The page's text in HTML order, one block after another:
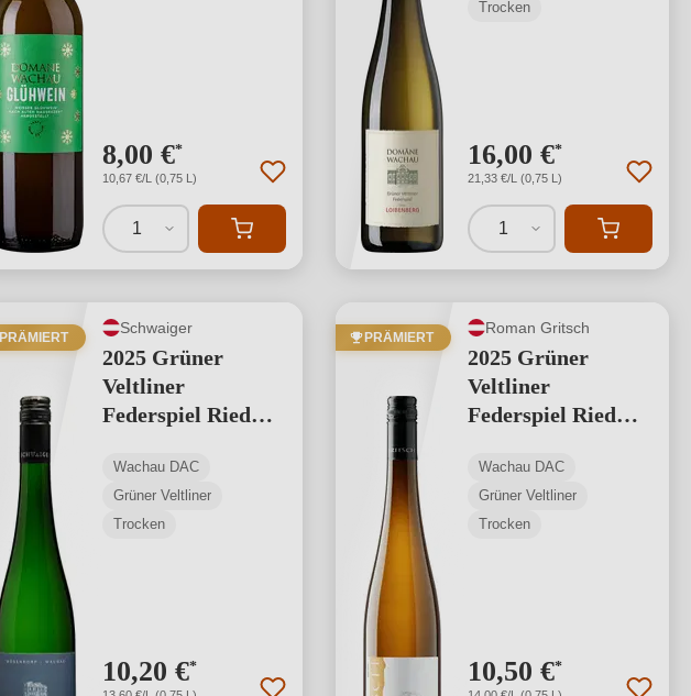
8,00 €*
10,67 €/L (0,75 L)
1
Trocken
16,00 €*
21,33 €/L (0,75 L)
1
PRÄMIERT
Schwaiger
2025 Grüner
Veltliner
Federspiel Ried
Wachau DAC
Grüner Veltliner
Trocken
10,20 €*
PRÄMIERT
Roman Gritsch
2025 Grüner
Veltliner
Federspiel Ried
Wachau DAC
Grüner Veltliner
Trocken
10,50 €*